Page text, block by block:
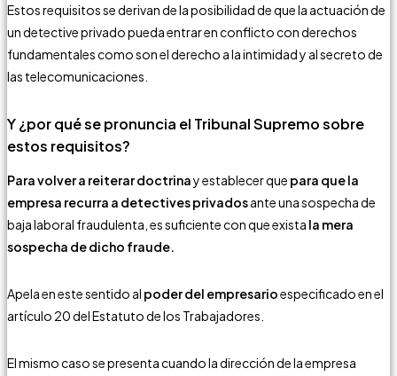
Estos requisitos se derivan de la posibilidad de que la actuación de
un detective privado pueda entrar en conflicto con derechos
fundamentales como son el derecho a la intimidad y al secreto de
las telecomunicaciones.
Y ¿por qué se pronuncia el Tribunal Supremo sobre
estos requisitos?
Para volver a reiterar doctrinay establecer que para que la
empresa recurra a detectives privadosante una sospecha de
baja laboral fraudulenta, es suficiente con que exista la mera
sospecha de dicho fraude.
Apela en este sentido al poder del empresarioespecificado en el
artículo 20 del Estatuto de los Trabajadores.
El mismo caso se presenta cuando la dirección de la empresa